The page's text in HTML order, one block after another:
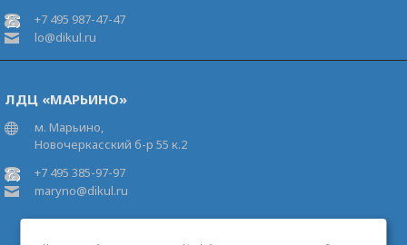
+7 495 987-47-47
lo@dikul.ru
ЛДЦ «МАРЬИНО»
м. Марьино,
Новочеркасский б-р 55 к.2
+7 495 385-97-97
maryno@dikul.ru